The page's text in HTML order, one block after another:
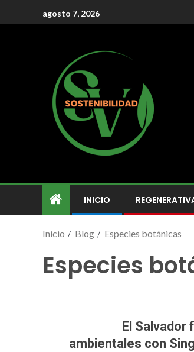
agosto 7, 2026
INICIO
Inicio Blog Especies botánicas
Especies
El
ambientales con